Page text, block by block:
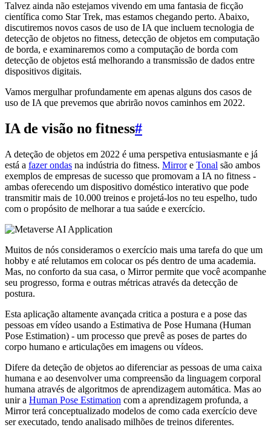
Talvez ainda não estejamos vivendo em uma fantasia de ficção
científica como Star Trek, mas estamos chegando perto. Abaixo,
discutiremos novos casos de uso de IA que incluem tecnologia de
detecção de objetos no fitness, detecção de objetos em computação
de borda, e examinaremos como a computação de borda com
detecção de objetos está melhorando a transmissão de dados entre
dispositivos digitais.
Vamos mergulhar profundamente em apenas alguns dos casos de
uso de IA que prevemos que abrirão novos caminhos em 2022.
IA de visão no fitness#
A deteção de objetos em 2022 é uma perspetiva entusiasmante e já
está a fazer ondas na indústria do fitness. Mirrore Tonal são ambos
exemplos de empresas de sucesso que promovam a IA no fitness -
ambas oferecendo um dispositivo doméstico interativo que pode
transmitir mais de 10.000 treinos e projetá-los no teu espelho, tudo
com o propósito de melhorar a tua saúde e exercício.
Muitos de nós consideramos o exercício mais uma tarefa do que um
hobby e até relutamos em colocar os pés dentro de uma academia.
Mas, no conforto da sua casa, o Mirror permite que você acompanhe
seu progresso, forma e outras métricas através da detecção de
postura.
Esta aplicação altamente avançada critica a postura e a pose das
pessoas em vídeo usando a Estimativa de Pose Humana (Human
Pose Estimation) - um processo que prevê as poses de partes do
corpo humano e articulações em imagens ou vídeos.
Difere da deteção de objetos ao diferenciar as pessoas de uma caixa
humana e ao desenvolver uma compreensão da linguagem corporal
humana através de algoritmos de aprendizagem automática. Mas ao
unir a Human Pose Estimation com a aprendizagem profunda, a
Mirror terá conceptualizado modelos de como cada exercício deve
ser executado, tendo analisado milhões de treinos diferentes.